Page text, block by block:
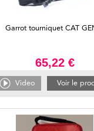
Garrot tourniquet CAT
65,22 €
Video Voir le